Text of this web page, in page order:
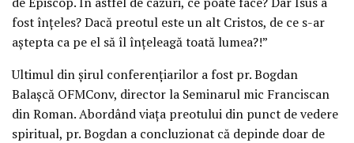
fost înțeles? Dacă preotul este un alt Cristos, de ce s-ar
aștepta ca pe el să îl înțeleagă toată lumea?!”
Ultimul din șirul conferențiarilor a fost pr. Bogdan
Balașcă OFMConv, director la Seminarul mic Franciscan
din Roman. Abordând viața preotului din punct de vedere
spiritual, pr. Bogdan a concluzionat că depinde doar de